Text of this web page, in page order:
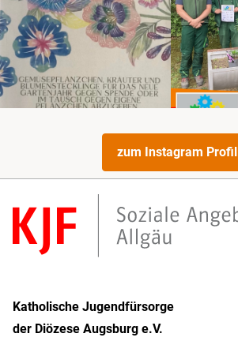
zum Instagram Profil
Katholische Jugendfürsorge
der Diözese Augsburg e.V.